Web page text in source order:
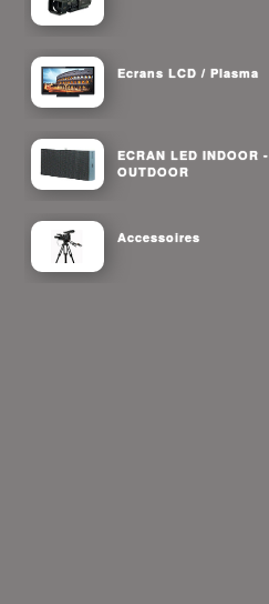
Ecrans LCD / Plasma
ECRAN LED INDOOR -
OUTDOOR
Accessoires